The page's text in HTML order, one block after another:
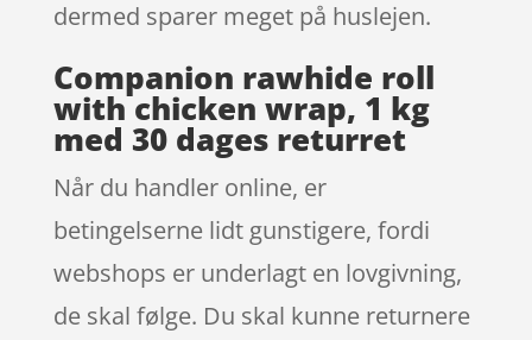
dermed sparer meget på huslejen.
Companion rawhide roll
with chicken wrap, 1 kg
med 30 dages returret
Når du handler online, er
betingelserne lidt gunstigere, fordi
webshops er underlagt en lovgivning,
de skal følge. Du skal kunne returnere